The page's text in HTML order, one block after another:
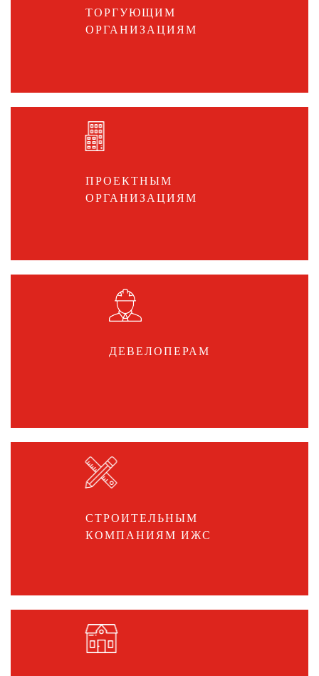
ТОРГУЮЩИМ
ОРГАНИЗАЦИЯМ
ПРОЕКТНЫМ
ОРГАНИЗАЦИЯМ
ДЕВЕЛОПЕРАМ
СТРОИТЕЛЬНЫМ
КОМПАНИЯМ ИЖС